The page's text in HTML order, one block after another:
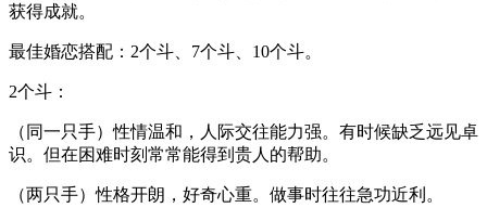
获得成就。
最佳婚恋搭配：2个斗、7个斗、10个斗。
2个斗：
（同一只手）性情温和，人际交往能力强。有时候缺乏远见卓
识。但在困难时刻常常能得到贵人的帮助。
（两只手）性格开朗，好奇心重。做事时往往急功近利。